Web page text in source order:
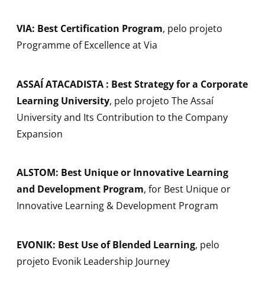
VIA: Best Certification Program, pelo projeto
Programme of Excellence at Via
ASSAÍ ATACADISTA : Best Strategy for a Corporate
Learning University, pelo projeto The Assaí
University and Its Contribution to the Company
Expansion
ALSTOM: Best Unique or Innovative Learning
and Development Program, for Best Unique or
Innovative Learning & Development Program
EVONIK: Best Use of Blended Learning, pelo
projeto Evonik Leadership Journey